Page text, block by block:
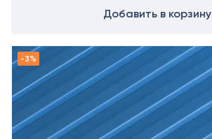
Добавить в корзину